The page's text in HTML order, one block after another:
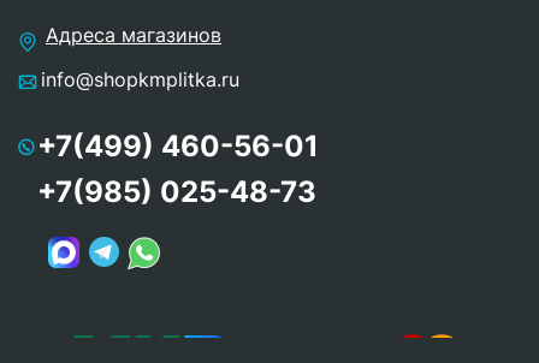
Адреса магазинов
info@shopkmplitka.ru
+7(499) 460-56-01
+7(985) 025-48-73